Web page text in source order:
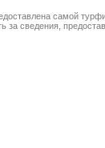
самой
за сведения,